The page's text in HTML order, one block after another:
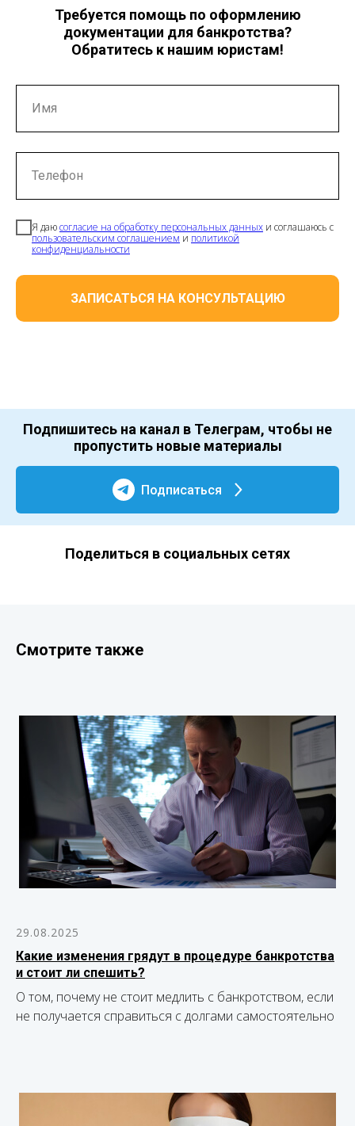
Требуется помощь по оформлению
документации для банкротства?
Обратитесь к нашим юристам!
Имя
Телефон
Я даюсогласие на обработку персональных данных и соглашаюсь с
пользовательским соглашением и политикой
конфиденциальности
ЗАПИСАТЬСЯ НА КОНСУЛЬТАЦИЮ
Подпишитесь на канал в Телеграм, чтобы не
пропустить новые материалы
Подписаться
Поделиться в социальных сетях
Смотрите также
29.08.2025
Какие изменения грядут в процедуре банкротства
и стоит ли спешить?
О том, почему не стоит медлить с банкротством, если
не получается справиться с долгами самостоятельно